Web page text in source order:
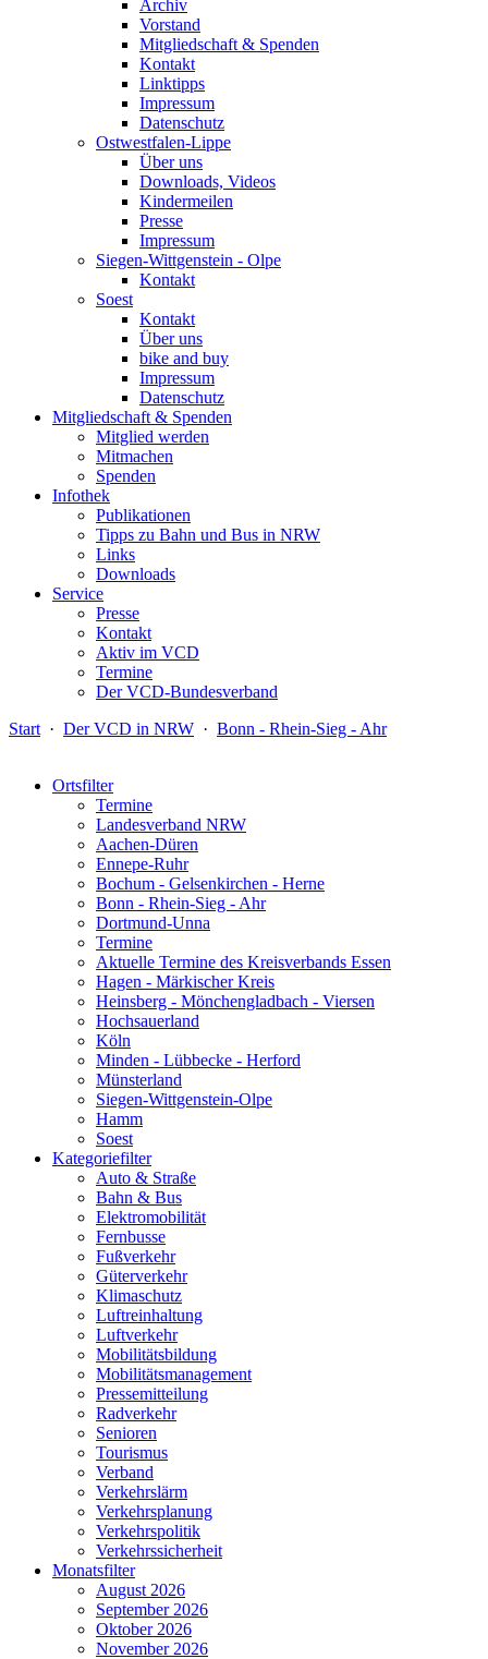
Archiv
Vorstand
Mitgliedschaft & Spenden
Kontakt
Linktipps
Impressum
Datenschutz
Ostwestfalen-Lippe
Über uns
Downloads, Videos
Kindermeilen
Presse
Impressum
Siegen-Wittgenstein - Olpe
Kontakt
Soest
Kontakt
Über uns
bike and buy
Impressum
Datenschutz
Mitgliedschaft & Spenden
Mitglied werden
Mitmachen
Spenden
Infothek
Publikationen
Tipps zu Bahn und Bus in NRW
Links
Downloads
Service
Presse
Kontakt
Aktiv im VCD
Termine
Der VCD-Bundesverband
Start · Der VCD in NRW · Bonn - Rhein-Sieg - Ahr
Ortsfilter
Termine
Landesverband NRW
Aachen-Düren
Ennepe-Ruhr
Bochum - Gelsenkirchen - Herne
Bonn - Rhein-Sieg - Ahr
Dortmund-Unna
Termine
Aktuelle Termine des Kreisverbands Essen
Hagen - Märkischer Kreis
Heinsberg - Mönchengladbach - Viersen
Hochsauerland
Köln
Minden - Lübbecke - Herford
Münsterland
Siegen-Wittgenstein-Olpe
Hamm
Soest
Kategoriefilter
Auto & Straße
Bahn & Bus
Elektromobilität
Fernbusse
Fußverkehr
Güterverkehr
Klimaschutz
Luftreinhaltung
Luftverkehr
Mobilitätsbildung
Mobilitätsmanagement
Pressemitteilung
Radverkehr
Senioren
Tourismus
Verband
Verkehrslärm
Verkehrsplanung
Verkehrspolitik
Verkehrssicherheit
Monatsfilter
August 2026
September 2026
Oktober 2026
November 2026